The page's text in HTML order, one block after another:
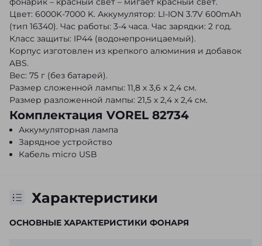
Цвет: 6000K-7000 K. Аккумулятор: LI-ION 3.7V 600mAh
(тип 16340). Час работы: 3-4 часа. Час зарядки: 2 год.
Класс защиты: IP44 (водонепроницаемый).
Корпус изготовлен из крепкого алюминия и добавок
ABS.
Вес: 75 г (без батарей).
Размер сложенной лампы: 11,8 х 3,6 х 2,4 см.
Размер разложенной лампы: 21,5 х 2,4 х 2,4 см.
Комплектация VOREL 82734
Аккумуляторная лампа
Зарядное устройство
Кабель micro USB
Характеристики
ОСНОВНЫЕ ХАРАКТЕРИСТИКИ ФОНАРЯ